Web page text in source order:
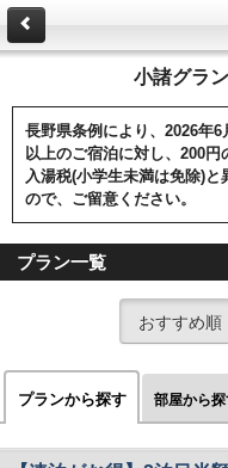
小諸グラ
長野県条例により、2026年
以上のご宿泊に対し、200円
入湯税(小学生未満は免除)
ので、ご留意ください。
プラン一覧
おすすめ順
プランから探す 部屋から